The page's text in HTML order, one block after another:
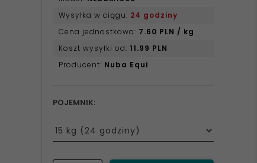
Wysyłka w ciągu: 24 godziny
Cena jednostkowa: 7.60 PLN / kg
Koszt wysyłki od: 11.99 PLN
Producent: Nuba Equi
POJEMNIK:
options[8]